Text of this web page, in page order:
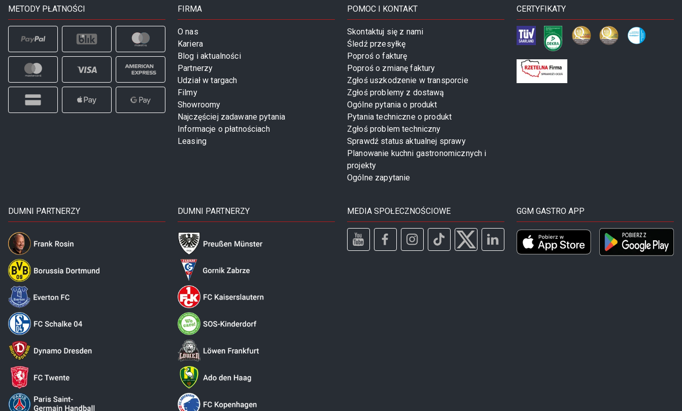
METODY PŁATNOŚCI FIRMA
O nas
Kariera
Blog i aktualności
Partnerzy
Udział w targach
Filmy
Showroomy
Najczęściej zadawane pytania
Informacje o płatnościach
Leasing
POMOC I KONTAKT
Skontaktuj się z nami
Śledź przesyłkę
Poproś o fakturę
Poproś o zmianę faktury
Zgłoś uszkodzenie w transporcie
Zgłoś problemy z dostawą
Ogólne pytania o produkt
Pytania techniczne o produkt
Zgłoś problem techniczny
Sprawdź status aktualnej sprawy
Planowanie kuchni gastronomicznych i
projekty
Ogólne zapytanie
CERTYFIKATY
DUMNI PARTNERZY DUMNI PARTNERZY MEDIA SPOŁECZNOŚCIOWE GGM GASTRO APP